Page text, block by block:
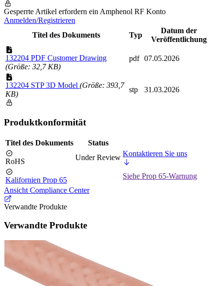
Gesperrte Artikel erfordern ein Amphenol RF Konto
Anmelden/Registrieren
Titel des Dokuments
Typ
Datum der
Veröffentlichung
132204 PDF Customer Drawing
(Größe: 32,7 KB)
pdf 07.05.2026
132204 STP 3D Model (Größe: 393,7
KB)
stp 31.03.2026
Produktkonformität
Titel des Dokuments Status
RoHS Under Review Kontaktieren Sie uns
Kalifornien Prop 65
Siehe Prop 65-Warnung
Ansicht Compliance Center
Verwandte Produkte
Verwandte Produkte